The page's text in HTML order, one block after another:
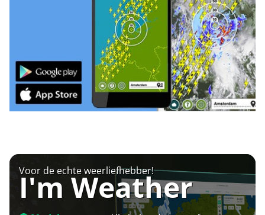
Voor de echte weerliefhebber!
I'm Weather